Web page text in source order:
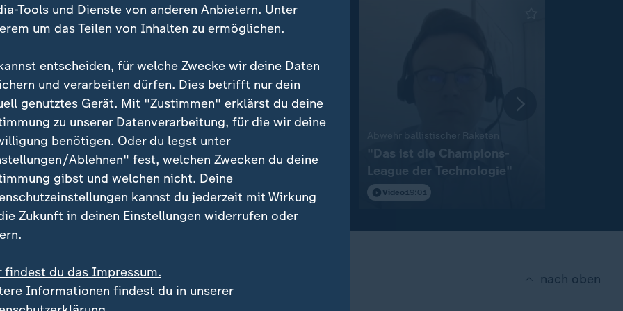
Streit
Chinas Staatschef
TikTok-Deal zu
Video 1:59
USA und China
Trump: Treffen mit Xi im
Herbst in Südkorea
mit Video 1:58
Abwehr ballistischer Raketen
"Das ist die Champions-
League der Technologie"
Video 19:01
nach oben
Tools und Dienste von anderen Anbietern. Unter
um das Teilen von Inhalten zu ermöglichen.
entscheiden, für welche Zwecke wir deine Daten
und verarbeiten dürfen. Dies betrifft nur dein
genutztes Gerät. Mit "Zustimmen" erklärst du deine
zu unserer Datenverarbeitung, für die wir deine
benötigen. Oder du legst unter
Ablehnen" fest, welchen Zwecken du deine
gibst und welchen nicht. Deine
kannst du jederzeit mit Wirkung
Zukunft in deinen Einstellungen widerrufen oder
findest du das Impressum.
Informationen findest du in unserer